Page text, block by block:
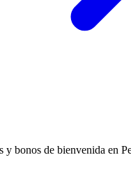
y bonos de bienvenida en